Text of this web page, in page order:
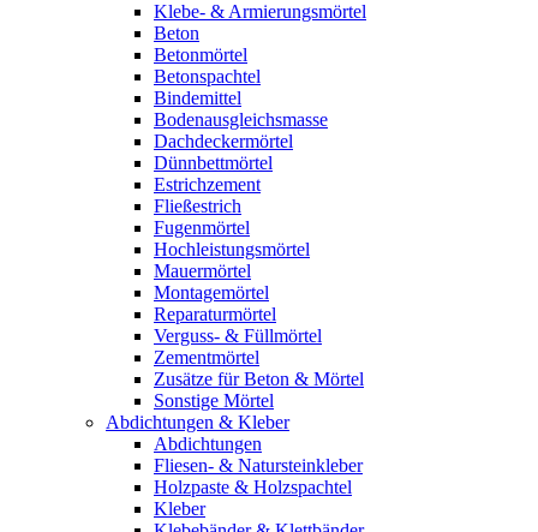
Klebe- & Armierungsmörtel
Beton
Betonmörtel
Betonspachtel
Bindemittel
Bodenausgleichsmasse
Dachdeckermörtel
Dünnbettmörtel
Estrichzement
Fließestrich
Fugenmörtel
Hochleistungsmörtel
Mauermörtel
Montagemörtel
Reparaturmörtel
Verguss- & Füllmörtel
Zementmörtel
Zusätze für Beton & Mörtel
Sonstige Mörtel
Abdichtungen & Kleber
Abdichtungen
Fliesen- & Natursteinkleber
Holzpaste & Holzspachtel
Kleber